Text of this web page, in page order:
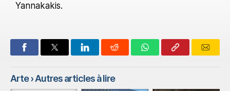
Yannakakis.
Arte› Autres articles à lire